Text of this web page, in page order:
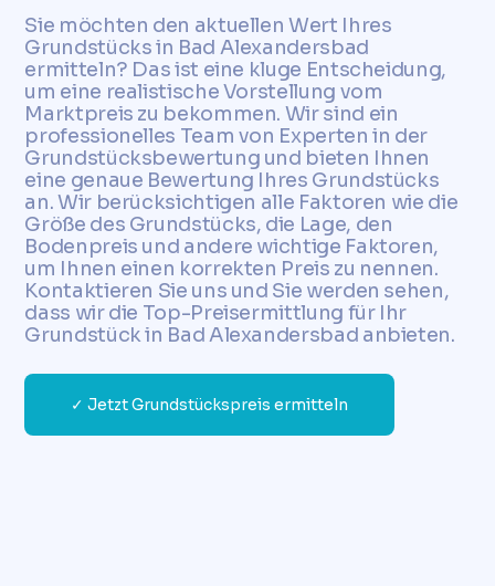
Sie möchten den aktuellen Wert Ihres
Grundstücks in Bad Alexandersbad
ermitteln? Das ist eine kluge Entscheidung,
um eine realistische Vorstellung vom
Marktpreis zu bekommen. Wir sind ein
professionelles Team von Experten in der
Grundstücksbewertung und bieten Ihnen
eine genaue Bewertung Ihres Grundstücks
an. Wir berücksichtigen alle Faktoren wie die
Größe des Grundstücks, die Lage, den
Bodenpreis und andere wichtige Faktoren,
um Ihnen einen korrekten Preis zu nennen.
Kontaktieren Sie uns und Sie werden sehen,
dass wir die Top-Preisermittlung für Ihr
Grundstück in Bad Alexandersbad anbieten.
✓ Jetzt Grundstückspreis ermitteln